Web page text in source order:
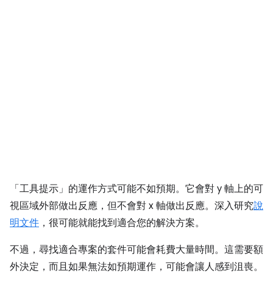
「工具提示」的運作方式可能不如預期。它會對 y 軸上的可
視區域外部做出反應，但不會對 x 軸做出反應。深入研究說
明文件 ，很可能就能找到適合您的解決方案。
不過，尋找適合專案的套件可能會耗費大量時間。這需要額
外決定，而且如果無法如預期運作，可能會讓人感到沮喪。